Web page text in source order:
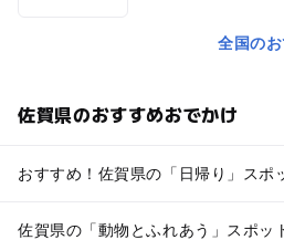
全国の
佐賀県のおすすめおでかけ
おすすめ！佐賀県の「日帰り」スポ
佐賀県の「動物とふれあう」スポッ